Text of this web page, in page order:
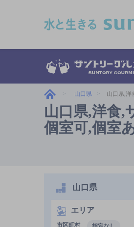
山口県 山口県,洋
山口県,洋食,
個室可,個室
山口県
エリア
市区町村